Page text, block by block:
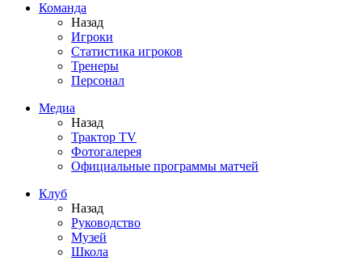
Команда
Назад
Игроки
Статистика игроков
Тренеры
Персонал
Медиа
Назад
Трактор TV
Фотогалерея
Официальные программы матчей
Клуб
Назад
Руководство
Музей
Школа